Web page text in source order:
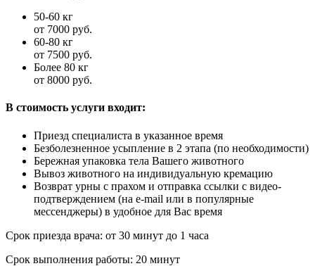
50-60 кг
от 7000 руб.
60-80 кг
от 7500 руб.
Более 80 кг
от 8000 руб.
В стоимость услуги входит:
Приезд специалиста в указанное время
Безболезненное усыпление в 2 этапа (по необходимости)
Бережная упаковка тела Вашего животного
Вывоз животного на индивидуальную кремацию
Возврат урны с прахом и отправка ссылки с видео-
подтверждением (на e-mail или в популярные
мессенджеры) в удобное для Вас время
Срок приезда врача: от 30 минут до 1 часа
Срок выполнения работы: 20 минут